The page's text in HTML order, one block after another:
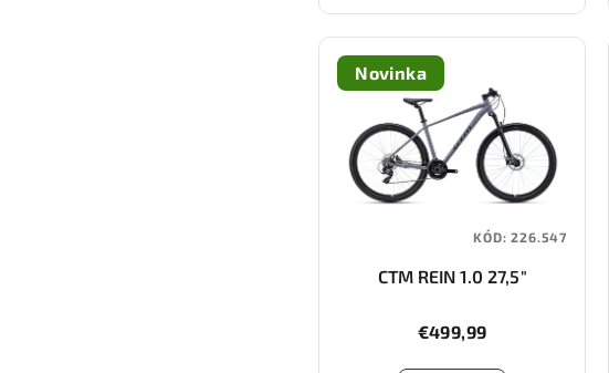
Novinka
CTM REIN 1.0 27,5"
€499,99
KÓD:226.547